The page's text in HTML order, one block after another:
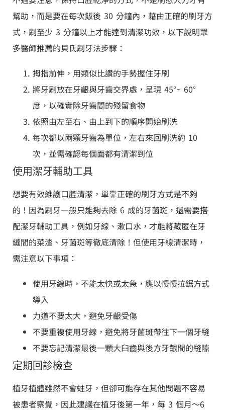
幫助，而是要在每次飯後 30 分鐘內，藉由正確的刷牙方
式，刷至少 3 分鐘以上才能達到清潔功效，以下說明眾
多醫師推薦的貝氏刷牙法步驟：
拇指前伸，用類似比讚的手勢握住牙刷
將牙刷放在牙齦與牙齒交界處，呈現 45°~ 60°
度，以確實除牙齒間的殘留食物
依照由左至右、由上到下的順序開始刷洗
每次都以兩顆牙齒為單位，左右來回刷洗約 10
次，並需確認每個面都有清潔到位
使用潔牙輔助工具
想要有效維護口腔清潔，單靠正確的刷牙方式是不夠
的！因為刷牙一般只能夠去除 6 成的牙菌斑，還需要搭
配潔牙輔助工具，例如牙線、漱口水，才能將藏匿在牙
縫間的菜渣、牙菌斑等徹底清除！但使用牙線清潔時，
需注意以下事項：
使用牙線時，不能太快或太急，應以慢慢拉鋸方式
導入
力道不要太大，避免牙齦受傷
不要重複使用牙線，避免將牙菌斑帶往下一個牙縫
不要忘記清潔最後一顆大臼齒與後方牙齦間的縫隙
定期回診檢查
植牙植體雖然不會蛀牙，但卻可能存在其他問題不容易
被患者察覺，因此建議在植牙後第一年，每 3 個月～6